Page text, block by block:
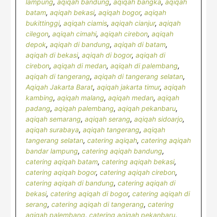
lampung,aqiqah bandung,aqiqah bangka,aqiqah
batam,aqiqah bekasi,aqiqah bogor,aqiqah
bukittinggi,aqiqah ciamis,aqiqah cianjur,aqiqah
cilegon,aqiqah cimahi,aqiqah cirebon,aqiqah
depok,aqiqah di bandung,aqiqah di batam,
aqiqah di bekasi,aqiqah di bogor,aqiqah di
cirebon,aqiqah di medan,aqiqah di palembang,
aqiqah di tangerang,aqiqah di tangerang selatan,
Aqiqah Jakarta Barat,aqiqah jakarta timur,aqiqah
kambing,aqiqah malang,aqiqah medan,aqiqah
padang,aqiqah palembang,aqiqah pekanbaru,
aqiqah semarang,aqiqah serang,aqiqah sidoarjo,
aqiqah surabaya,aqiqah tangerang,aqiqah
tangerang selatan,catering aqiqah,catering aqiqah
bandar lampung,catering aqiqah bandung,
catering aqiqah batam,catering aqiqah bekasi,
catering aqiqah bogor,catering aqiqah cirebon,
catering aqiqah di bandung,catering aqiqah di
bekasi,catering aqiqah di bogor,catering aqiqah di
serang,catering aqiqah di tangerang,catering
aqiqah palembang,catering aqiqah pekanbaru,